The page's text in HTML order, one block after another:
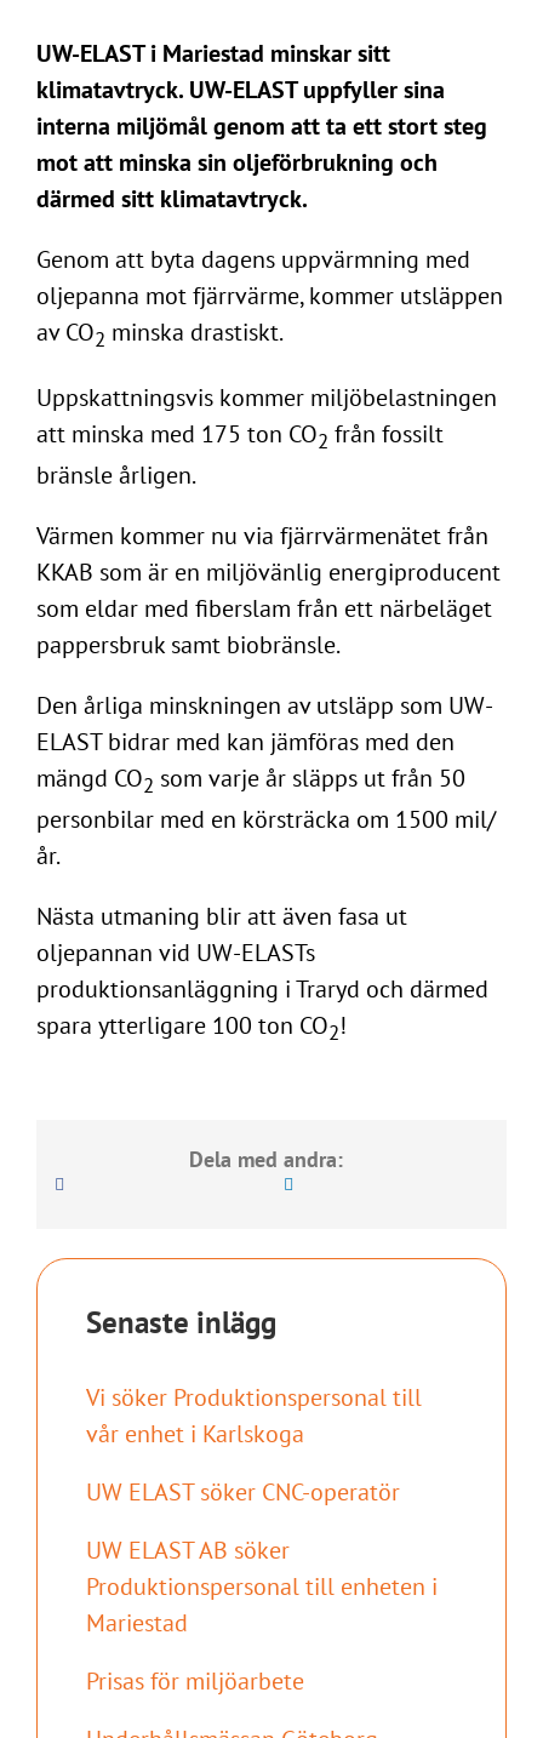
UW-ELAST i Mariestad minskar sitt
klimatavtryck. UW-ELAST uppfyller sina
interna miljömål genom att ta ett stort steg
mot att minska sin oljeförbrukning och
därmed sitt klimatavtryck.
Genom att byta dagens uppvärmning med
oljepanna mot fjärrvärme, kommer utsläppen
av CO2 minska drastiskt.
Uppskattningsvis kommer miljöbelastningen
att minska med 175 ton CO2 från fossilt
bränsle årligen.
Värmen kommer nu via fjärrvärmenätet från
KKAB som är en miljövänlig energiproducent
som eldar med fiberslam från ett närbeläget
pappersbruk samt biobränsle.
Den årliga minskningen av utsläpp som UW-
ELAST bidrar med kan jämföras med den
mängd CO2 som varje år släpps ut från 50
personbilar med en körsträcka om 1500 mil/
år.
Nästa utmaning blir att även fasa ut
oljepannan vid UW-ELASTs
produktionsanläggning i Traryd och därmed
spara ytterligare 100 ton CO2!
Dela med andra:
Senaste inlägg
Vi söker Produktionspersonal till
vår enhet i Karlskoga
UW ELAST söker CNC-operatör
UW ELAST AB söker
Produktionspersonal till enheten i
Mariestad
Prisas för miljöarbete